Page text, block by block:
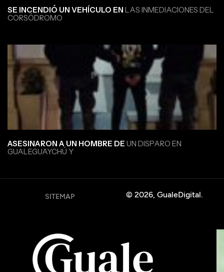
SE INCENDIÓ UN VEHÍCULO EN LAS INMEDIACIONES DEL
CORSÓDROMO
ASESINARON A UN HOMBRE DE UN DISPARO EN
GUALEGUAYCHÚ Y
© 2026, GualeDigital.
SITEMAP